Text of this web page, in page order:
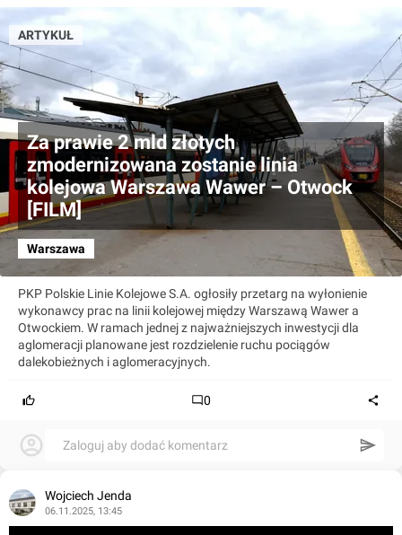
Za prawie 2 mld złotych
zmodernizowana zostanie linia
kolejowa Warszawa Wawer – Otwock
[FILM]
Warszawa
ARTYKUŁ
PKP Polskie Linie Kolejowe S.A. ogłosiły przetarg na wyłonienie
wykonawcy prac na linii kolejowej między Warszawą Wawer a
Otwockiem. W ramach jednej z najważniejszych inwestycji dla
aglomeracji planowane jest rozdzielenie ruchu pociągów
dalekobieżnych i aglomeracyjnych.
0
Zaloguj aby dodać komentarz
Wojciech Jenda
06.11.2025, 13:45